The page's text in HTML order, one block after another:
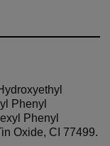
Phenyl
Phenyl
Oxide, CI 77499.